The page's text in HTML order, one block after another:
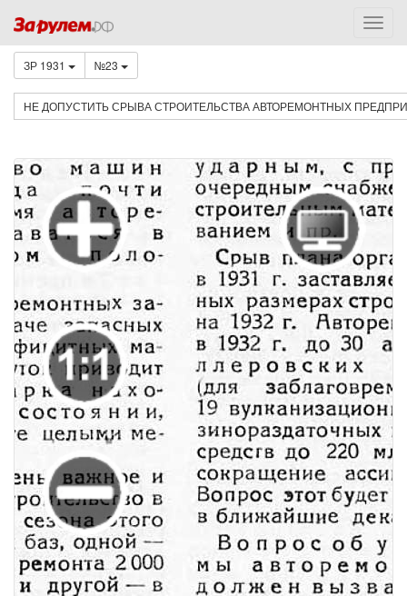
ЗР 1931 №23
НЕ ДОПУСТИТЬ СРЫВА СТРОИТЕЛЬСТВА АВТОРЕМОНТНЫХ